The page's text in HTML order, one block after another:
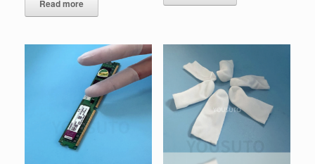
Read more